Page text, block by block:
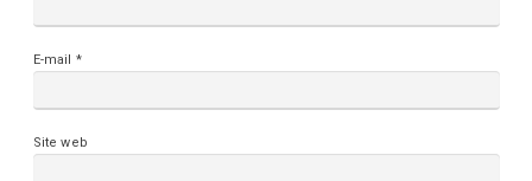
E-mail *
Site web